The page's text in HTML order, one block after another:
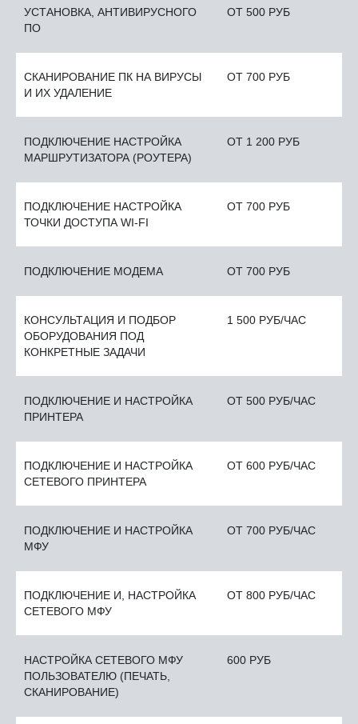
УСТАНОВКА, АНТИВИРУСНОГО
ПО
ОТ 500 РУБ
СКАНИРОВАНИЕ ПК НА ВИРУСЫ
И ИХ УДАЛЕНИЕ
ОТ 700 РУБ
ПОДКЛЮЧЕНИЕ НАСТРОЙКА
МАРШРУТИЗАТОРА (РОУТЕРА)
ОТ 1 200 РУБ
ПОДКЛЮЧЕНИЕ НАСТРОЙКА
ТОЧКИ ДОСТУПА WI-FI
ОТ 700 РУБ
ПОДКЛЮЧЕНИЕ МОДЕМА ОТ 700 РУБ
КОНСУЛЬТАЦИЯ И ПОДБОР
ОБОРУДОВАНИЯ ПОД
КОНКРЕТНЫЕ ЗАДАЧИ
1 500 РУБ/ЧАС
ПОДКЛЮЧЕНИЕ И НАСТРОЙКА
ПРИНТЕРА
ОТ 500 РУБ/ЧАС
ПОДКЛЮЧЕНИЕ И НАСТРОЙКА
СЕТЕВОГО ПРИНТЕРА
ОТ 600 РУБ/ЧАС
ПОДКЛЮЧЕНИЕ И НАСТРОЙКА
МФУ
ОТ 700 РУБ/ЧАС
ПОДКЛЮЧЕНИЕ И, НАСТРОЙКА
СЕТЕВОГО МФУ
ОТ 800 РУБ/ЧАС
НАСТРОЙКА СЕТЕВОГО МФУ
ПОЛЬЗОВАТЕЛЮ (ПЕЧАТЬ,
СКАНИРОВАНИЕ)
600 РУБ